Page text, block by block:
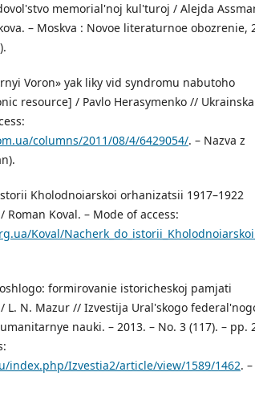
memorial'noj kul'turoj / Alejda
– Moskva : Novoe literaturnoe obozrenie,
Voron» yak liky vid syndromu nabutoho
resource] / Pavlo Herasymenko // Ukrainska
columns/2011/08/4/6429054/. – Nazva z
Kholodnoiarskoi orhanizatsii 1917–1922
Koval. – Mode of access:
Koval/
formirovanie istoricheskoj pamjati
L. N. Mazur // Izvestija Ural'skogo
nauki. – 2013. – No. 3 (117). – pp.
index.php/Izvestia2/article/view/1589/1462.